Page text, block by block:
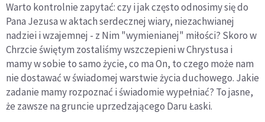
Warto kontrolnie zapytać: czy i jak często odnosimy się do
Pana Jezusa w aktach serdecznej wiary, niezachwianej
nadziei i wzajemnej - z Nim "wymienianej" miłości? Skoro w
Chrzcie świętym zostaliśmy wszczepieni w Chrystusa i
mamy w sobie to samo życie, co ma On, to czego może nam
nie dostawać w świadomej warstwie życia duchowego. Jakie
zadanie mamy rozpoznać i świadomie wypełniać? To jasne,
że zawsze na gruncie uprzedzającego Daru Łaski.